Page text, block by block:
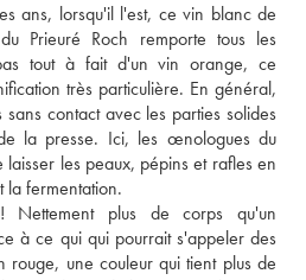
ans, lorsqu'il l'est, ce vin blanc de
Prieuré Roch remporte tous les
tout à fait d'un vin orange, ce
très particulière. En général,
contact avec les parties solides
la presse. Ici, les œnologues du
laisser les peaux, pépins et rafles en
la fermentation.
Nettement plus de corps qu'un
à ce qui qui pourrait s'appeler des
rouge, une couleur qui tient plus de